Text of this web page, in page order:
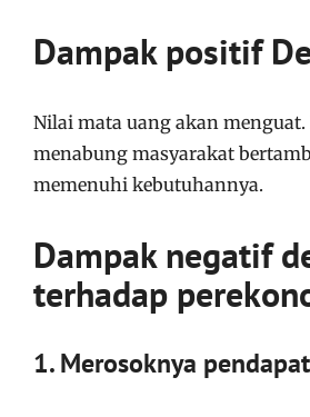
Dampak positif
Nilai mata uang akan menguat.
menabung masyarakat
memenuhi kebutuhannya.
Dampak negatif
terhadap
1. Merosoknya